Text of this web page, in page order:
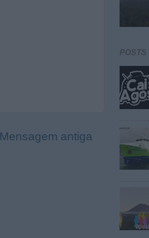
Mensagem antiga
POSTS